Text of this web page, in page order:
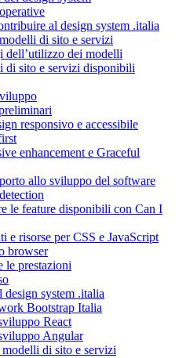
al design system .italia
di sito e servizi
dell’utilizzo dei modelli
di sito e servizi disponibili
responsivo e accessibile
enhancement e Graceful
allo sviluppo del software
le feature disponibili con Can I
e risorse per CSS e JavaScript
browser
le prestazioni
system .italia
Bootstrap Italia
React
Angular
di sito e servizi